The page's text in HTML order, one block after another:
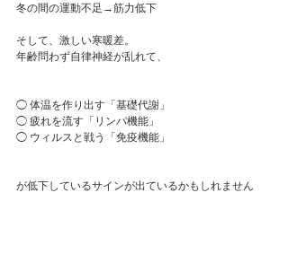
冬の間の運動不足→筋力低下
そして、激しい寒暖差。
年齢問わず自律神経が乱れて、
◯ 体温を作り出す「基礎代謝」
◯ 疲れを流す「リンパ機能」
◯ ウィルスと戦う「免疫機能」
が低下しているサインが出ているかもしれません